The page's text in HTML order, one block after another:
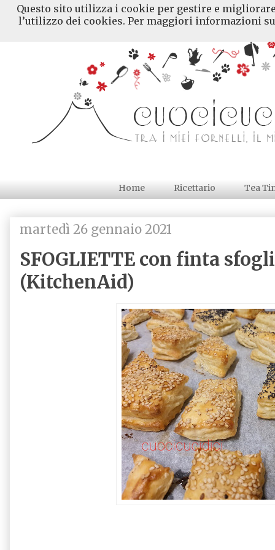
Home Ricettario Tea
martedì 26 gennaio 2021
SFOGLIETTE con finta
(KitchenAid)
Questo sito utilizza i cookie per gestire e
l’utilizzo dei cookies. Per maggiori informazioni